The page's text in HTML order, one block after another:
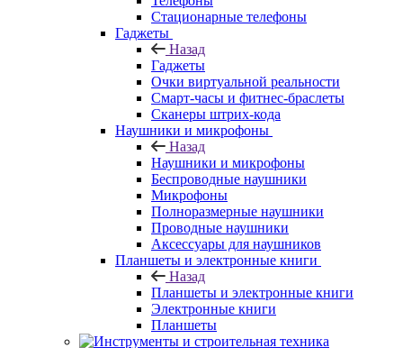
Стационарные телефоны
Гаджеты
Назад
Гаджеты
Очки виртуальной реальности
Смарт-часы и фитнес-браслеты
Сканеры штрих-кода
Наушники и микрофоны
Назад
Наушники и микрофоны
Беспроводные наушники
Микрофоны
Полноразмерные наушники
Проводные наушники
Аксессуары для наушников
Планшеты и электронные книги
Назад
Планшеты и электронные книги
Электронные книги
Планшеты